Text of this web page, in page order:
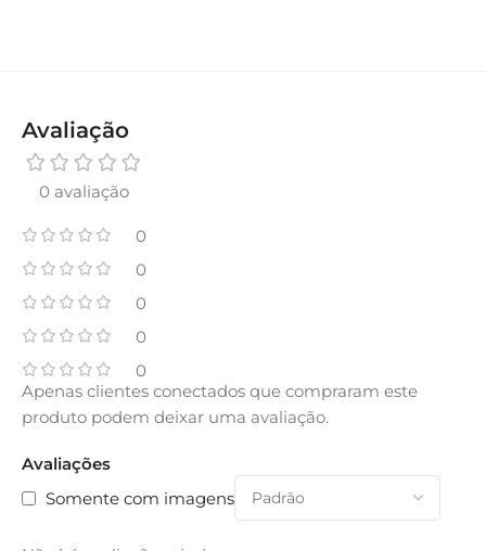
Avaliação
0 avaliação
0
0
0
0
0
Avaliações
Somente com imagens
Apenas clientes conectados que compraram este
produto podem deixar uma avaliação.